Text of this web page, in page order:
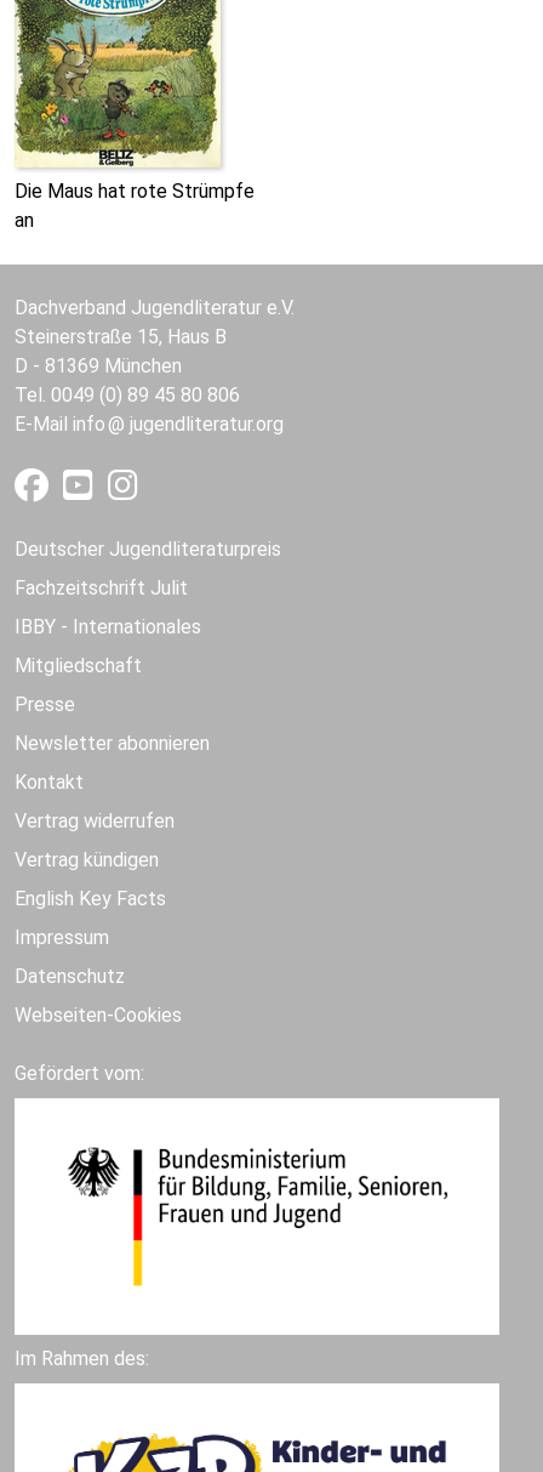
Die Maus hat rote Strümpfe
an
Dachverband Jugendliteratur e.V.
Steinerstraße 15, Haus B
D - 81369 München
Tel. 0049 (0) 89 45 80 806
E-Mail info jugendliteratur.org
Deutscher Jugendliteraturpreis
Fachzeitschrift Julit
IBBY - Internationales
Mitgliedschaft
Presse
Newsletter abonnieren
Kontakt
Vertrag widerrufen
Vertrag kündigen
English Key Facts
Impressum
Datenschutz
Webseiten-Cookies
Gefördert vom:
Im Rahmen des: